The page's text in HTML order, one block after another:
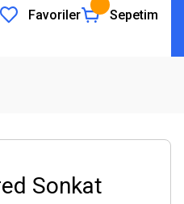
Favoriler Sepetim
Sonkat